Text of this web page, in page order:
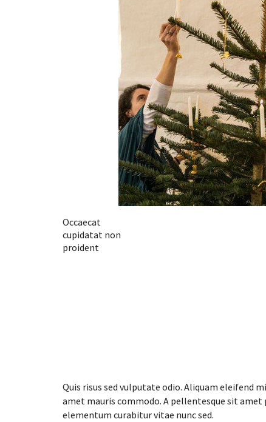
Occaecat
cupidatat non
proident
Quis risus sed vulputate odio. Aliquam eleifend
amet mauris commodo. A pellentesque sit
elementum curabitur vitae nunc sed.